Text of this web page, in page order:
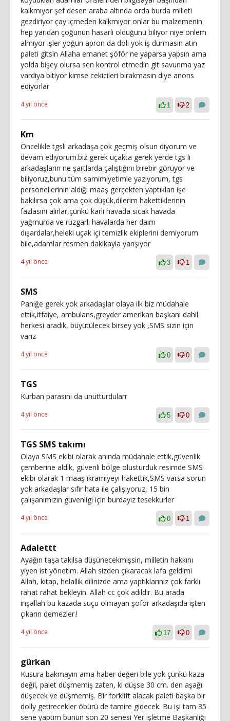
kalkmıyor şef desen araba altında orda burda milleti
gezdiriyor çay içmeden kalkmıyor onlar bu malzemenin
hep yarıdan çoğunun hasarlı olduğunu biliyor niye önlem
almıyor işler yoğun apron da doli yok iş durmasın atın
paleti gitsin Allaha emanet şöför ne yaparsa yapsın ama
yolda bişey olursa sen kontrol etmedin git savunma yaz
vardiya bitiyor kimse cekicileri bırakmasın diye anons
ediyorlar
4 yıl önce 1 2
Km
Öncelikle tgsli arkadaşa çok geçmiş olsun diyorum ve
devam ediyorum.biz gerek uçakta gerek yerde tgs lı
arkadaşların ne şartlarda çalıştığını birebir görüyor ve
biliyoruz,bunu tüm samimiyetimle yazıyorum, tgs
personellerinin aldığı maaş gerçekten yaptıkları işe
bakılırsa çok ama çok düşük,dilerim hakettiklerinin
fazlasını alırlar,çünkü karlı havada sıcak havada
yağmurda ve rüzgarlı havalarda her daim
dışardalar,heleki uçak içi temizlik ekiplerini demiyorum
bile,adamlar resmen dakikayla yarışıyor
4 yıl önce 3 1
SMS
Paniğe gerek yok arkadaşlar olaya ilk biz müdahale
ettik,itfaiye, ambulans,greyder amerikan başkanı dahil
herkesi aradık, büyütülecek birsey yok ,SMS sizin için
varız
4 yıl önce 0 0
TGS
Kurban parasını da unutturdularr
4 yıl önce 5 0
TGS SMS takımı
Olaya SMS ekibi olarak anında müdahale ettik,güvenlik
çemberine aldık, güvenli bölge olusturduk resimde SMS
ekibi olarak 1 maaş ikramiyeyi hakettik,SMS varsa sorun
yok arkadaşlar sıfır hata ile çalışıyoruz, 15 bin
çalışanımızın guvenligi için burdayız tesekkurler
4 yıl önce 0 1
Adalettt
Ayağın taşa takılsa düşünecekmişsin, milletin hakkını
yiyen ist yönetim. Allah sizden çıkaracak lafa geldimi
Allah, kitap, helallik dilinizde ama yaptıklarınız çok farklı
rahat rahat bekleyin. Allah cc çok adildir. Bu arada
inşallah bu kazada suçu olmayan şoför arkadaşıda işten
çıkarın demezler.!
4 yıl önce 17 0
gürkan
Kusura bakmayın ama haber değeri bile yok çünkü kaza
değil, palet düşmemiş zaten, ki düşse 30 cm. den aşağı
düşecek ve düşmemiş. Bir forklift alacak paleti başka bir
dolly getirecekler öbürü de tamire gidecek. Bu işi tam 35
sene yaptım bunun son 20 senesi Yer işletme Başkanlığı